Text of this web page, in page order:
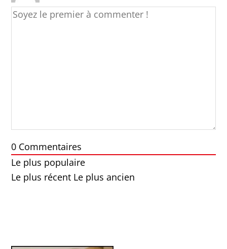
0 Commentaires
Le plus populaire
Le plus récent Le plus ancien